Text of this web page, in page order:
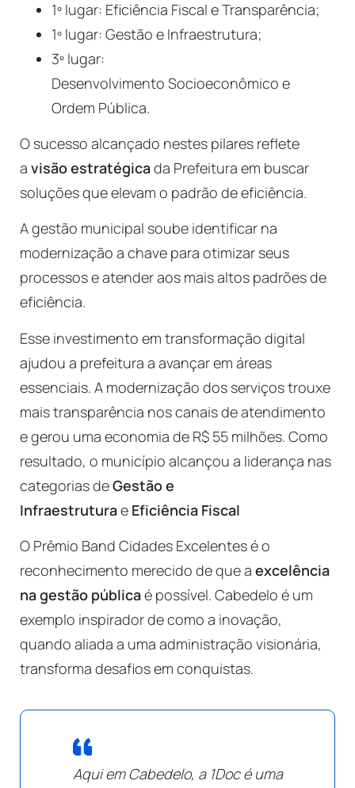
1º lugar: Eficiência Fiscal e Transparência;
1º lugar: Gestão e Infraestrutura;
3º lugar:
Desenvolvimento Socioeconômico e
Ordem Pública.
O sucesso alcançado nestes pilares reflete
a visão estratégicada Prefeitura em buscar
soluções que elevam o padrão de eficiência.
A gestão municipal soube identificar na
modernização a chave para otimizar seus
processos e atender aos mais altos padrões de
eficiência.
Esse investimento em transformação digital
ajudou a prefeitura a avançar em áreas
essenciais. A modernização dos serviços trouxe
mais transparência nos canais de atendimento
e gerou uma economia de R$ 55 milhões. Como
resultado, o município alcançou a liderança nas
categorias deGestão e
Infraestruturae Eficiência Fiscal
O Prêmio Band Cidades Excelentes é o
reconhecimento merecido de que a excelência
na gestão públicaé possível. Cabedelo é um
exemplo inspirador de como a inovação,
quando aliada a uma administração visionária,
transforma desafios em conquistas.
Aqui em Cabedelo, a 1Doc é uma